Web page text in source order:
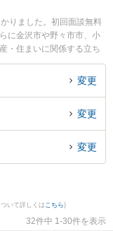
りました。初回面談無料
に金沢市や野々市市、小
・住まいに関係する立ち
での絞り込み検索もでき
沢たけうち法律事務所の
い』『原状回復トラブル
い』『初回相談無料で原
相談予約したい』などで
変更
変更
変更
いて詳しくは こちら)
32件中 1-30件を表示